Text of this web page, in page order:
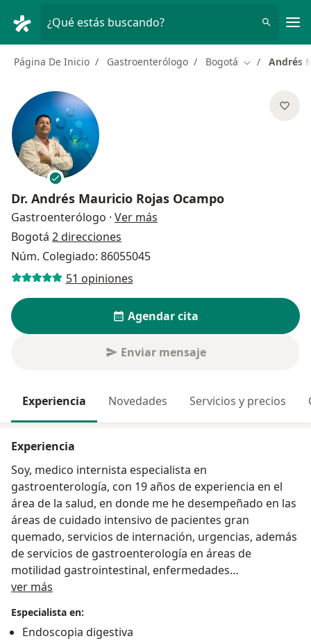
¿Qué estás buscando?
Página De Inicio Gastroenterólogo Bogotá Cambiar de
Andrés
Dr. Andrés Mauricio Rojas Ocampo
Gastroenterólogo · Ver más
Bogotá 2 direcciones
Núm. Colegiado: 86055045
51 opiniones
Agendar cita
Enviar mensaje
Experiencia Novedades Servicios y precios
Experiencia
Soy, medico internista especialista en
gastroenterología, con 19 años de experiencia en el
área de la salud, en donde me he desempeñado en las
áreas de cuidado intensivo de pacientes gran
quemado, servicios de internación, urgencias, además
de servicios de gastroenterología en áreas de
motilidad gastrointestinal, enfermedades
inflamatorias, servicios de endoscopias digestiva alta y
ver más
Especialista en:
Endoscopia digestiva